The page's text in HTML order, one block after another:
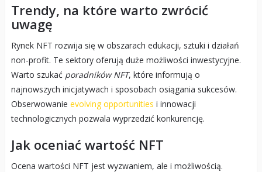
Trendy, na które warto zwrócić
uwagę
Rynek NFT rozwija się w obszarach edukacji, sztuki i działań
non-profit. Te sektory oferują duże możliwości inwestycyjne.
Warto szukać poradników NFT, które informują o
najnowszych inicjatywach i sposobach osiągania sukcesów.
Obserwowanie evolving opportunities i innowacji
technologicznych pozwala wyprzedzić konkurencję.
Jak oceniać wartość NFT
Ocena wartości NFT jest wyzwaniem, ale i możliwością.